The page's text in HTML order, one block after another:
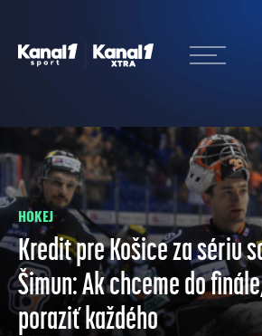
HOKEJ
Kredit pre Košice za sériu
Šimun: Ak chceme do
poraziť každého